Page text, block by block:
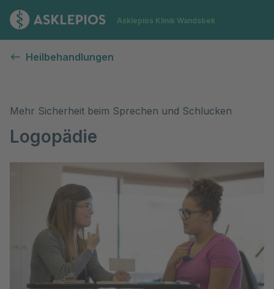
Zur Startseite
Asklepios Klinik Wandsbek
Heilbehandlungen
Mehr Sicherheit beim Sprechen und Schlucken
Logopädie